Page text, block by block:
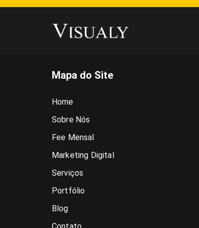
Mapa do Site
Home
Sobre Nós
Fee Mensal
Marketing Digital
Serviços
Portfólio
Blog